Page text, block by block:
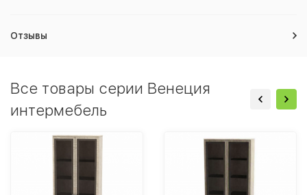
Отзывы
Все товары серии Венеция
интермебель